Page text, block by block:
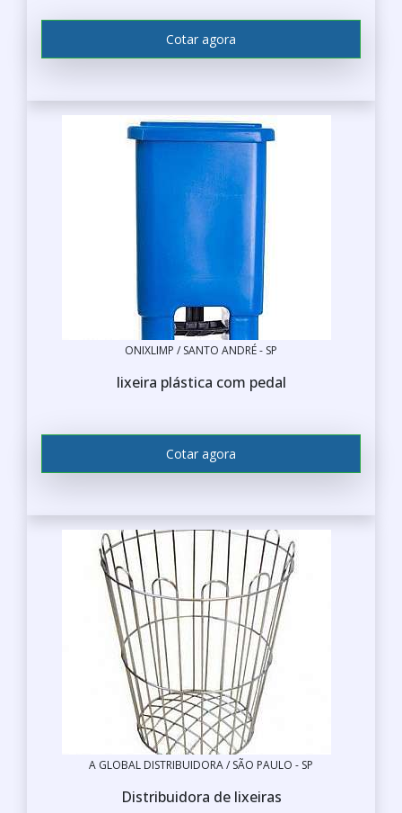
Cotar agora
ONIXLIMP / SANTO ANDRÉ - SP
lixeira plástica com pedal
Cotar agora
A GLOBAL DISTRIBUIDORA / SÃO PAULO - SP
Distribuidora de lixeiras